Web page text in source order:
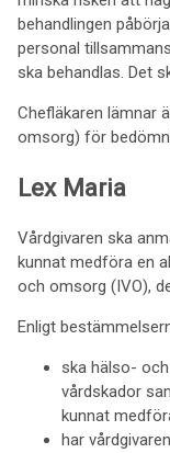
behandlingen
personal
ska behandlas. Det
Chefläkaren lämnar
omsorg) för
Lex Maria
Vårdgivaren ska
kunnat medföra en
och omsorg (IVO),
Enligt
ska hälso-
vårdskador
kunnat
har